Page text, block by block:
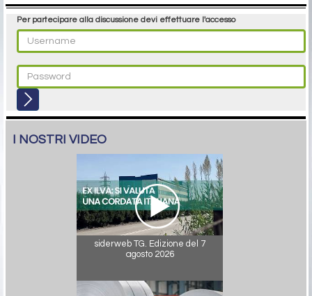
Per partecipare alla discussione devi effettuare l'accesso
I NOSTRI VIDEO
siderweb TG. Edizione del 7
agosto 2026